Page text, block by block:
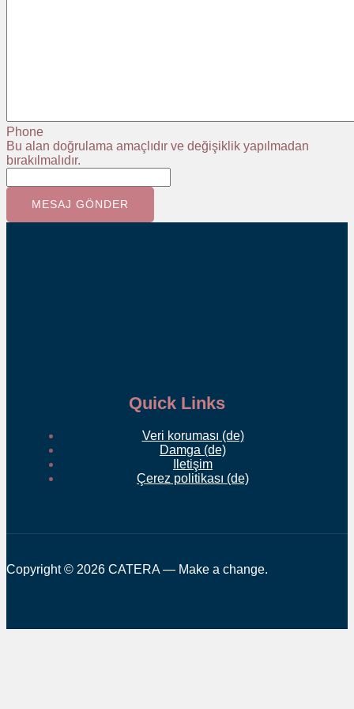
Phone
Bu alan doğrulama amaçlıdır ve değişiklik yapılmadan
bırakılmalıdır.
Quick Links
Veri koruması (de)
Damga (de)
Iletişim
Çerez politikası (de)
Copyright © 2026 CATERA — Make a change.